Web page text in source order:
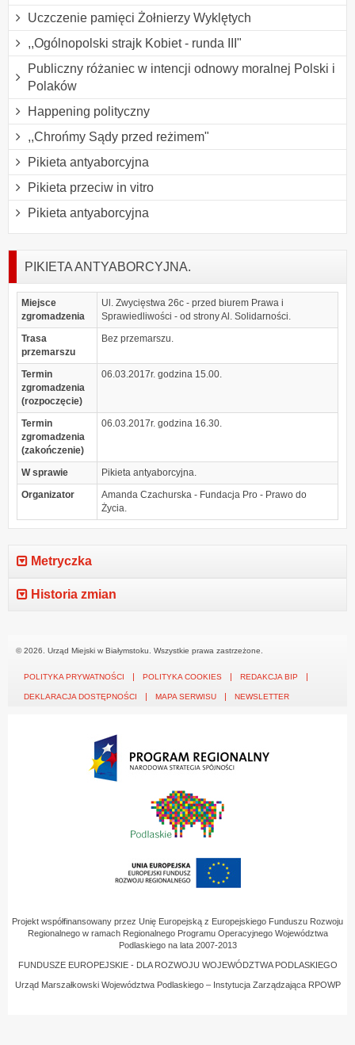
Uczczenie pamięci Żołnierzy Wyklętych
,,Ogólnopolski strajk Kobiet - runda III"
Publiczny różaniec w intencji odnowy moralnej Polski i
Polaków
Happening polityczny
,,Chrońmy Sądy przed reżimem"
Pikieta antyaborcyjna
Pikieta przeciw in vitro
Pikieta antyaborcyjna
PIKIETA ANTYABORCYJNA.
Miejsce
zgromadzenia
Ul. Zwycięstwa 26c - przed biurem Prawa i
Sprawiedliwości - od strony Al. Solidarności.
Trasa
przemarszu
Bez przemarszu.
Termin
zgromadzenia
(rozpoczęcie)
06.03.2017r. godzina 15.00.
Termin
zgromadzenia
(zakończenie)
06.03.2017r. godzina 16.30.
W sprawie
Pikieta antyaborcyjna.
Organizator
Amanda Czachurska - Fundacja Pro - Prawo do
Życia.
Metryczka
Historia zmian
© 2026. Urząd Miejski w Białymstoku. Wszystkie prawa zastrzeżone.
POLITYKA PRYWATNOŚCI POLITYKA COOKIES REDAKCJA BIP
DEKLARACJA DOSTĘPNOŚCI MAPA SERWISU NEWSLETTER
Projekt współfinansowany przez Unię Europejską z Europejskiego Funduszu Rozwoju
Regionalnego w ramach Regionalnego Programu Operacyjnego Województwa
Podlaskiego na lata 2007-2013
FUNDUSZE EUROPEJSKIE - DLA ROZWOJU WOJEWÓDZTWA PODLASKIEGO
Urząd Marszałkowski Województwa Podlaskiego – Instytucja Zarządzająca RPOWP